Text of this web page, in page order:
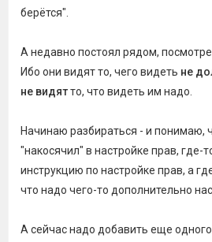
берётся".
А недавно постоял рядом,
Ибо они видят то, чего видеть не
не видятто, что видеть им надо.
Начинаю разбираться - и понимаю,
"накосячил" в настройке прав, где-
инструкцию по настройке прав, а
что надо чего-то дополнительно
А сейчас надо добавить еще